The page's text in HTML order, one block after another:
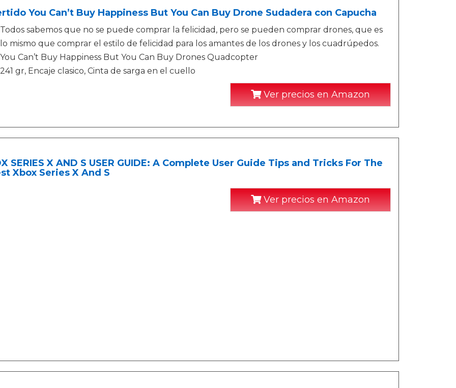
You Can’t Buy Happiness But You Can Buy Drone Sudadera con Capucha
Todos sabemos que no se puede comprar la felicidad, pero se pueden comprar drones, que es
lo mismo que comprar el estilo de felicidad para los amantes de los drones y los cuadrúpedos.
You Can’t Buy Happiness But You Can Buy Drones Quadcopter
241 gr, Encaje clasico, Cinta de sarga en el cuello
Ver precios en Amazon
SERIES X AND S USER GUIDE: A Complete User Guide Tips and Tricks For The
Xbox Series X And S
Ver precios en Amazon